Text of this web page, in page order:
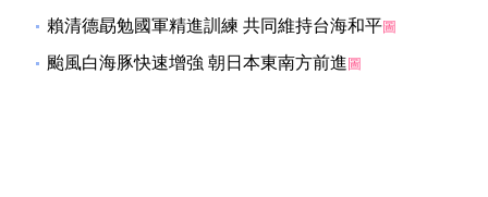
賴清德勗勉國軍精進訓練 共同維持台海和平圖
颱風白海豚快速增強 朝日本東南方前進 圖